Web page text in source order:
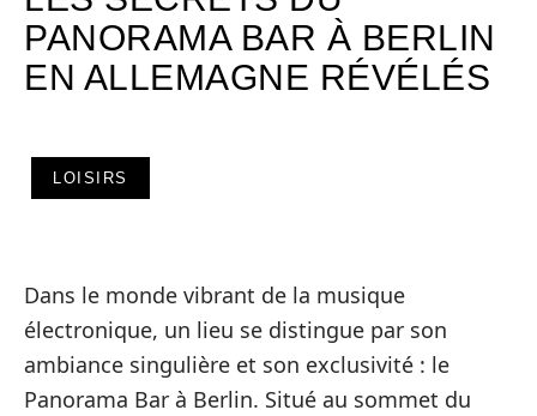
PANORAMA BAR À BERLIN
EN ALLEMAGNE RÉVÉLÉS
LOISIRS
Dans le monde vibrant de la musique
électronique, un lieu se distingue par son
ambiance singulière et son exclusivité : le
Panorama Bar à Berlin. Situé au sommet du